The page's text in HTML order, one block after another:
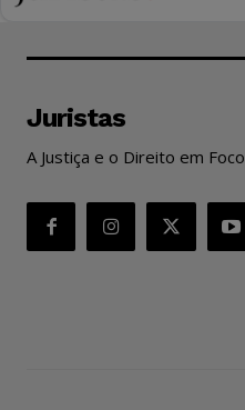
Juristas
A Justiça e o Direito em Foco